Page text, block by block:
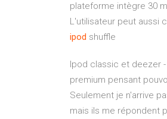
plateforme intègre 30
L'utilisateur peut aussi
ipod shuffle
Ipod classic et deezer
premium pensant
Seulement je n'arrive
mais ils me répondent